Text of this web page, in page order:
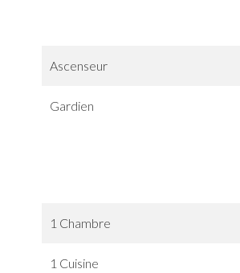
Ascenseur
Gardien
1 Chambre
1 Cuisine